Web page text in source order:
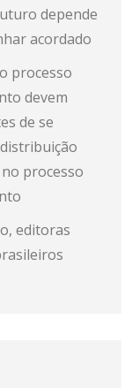
depende
acordado
processo
devem
de se
processo
editoras